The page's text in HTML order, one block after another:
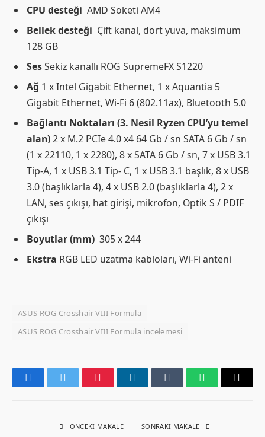
CPU desteği AMD Soketi AM4
Bellek desteği Çift kanal, dört yuva, maksimum
128 GB
SesSekiz kanallı ROG SupremeFX S1220
Ağ 1 x Intel Gigabit Ethernet, 1 x Aquantia 5
Gigabit Ethernet, Wi-Fi 6 (802.11ax), Bluetooth 5.0
Bağlantı Noktaları (3. Nesil Ryzen CPU’yu temel
alan)2 x M.2 PCIe 4.0 x4 64 Gb / sn SATA 6 Gb / sn
(1 x 22110, 1 x 2280), 8 x SATA 6 Gb / sn, 7 x USB 3.1
Tip-A, 1 x USB 3.1 Tip- C, 1 x USB 3.1 başlık, 8 x USB
3.0 (başlıklarla 4), 4 x USB 2.0 (başlıklarla 4), 2 x
LAN, ses çıkışı, hat girişi, mikrofon, Optik S / PDIF
çıkışı
Boyutlar (mm) 305 x 244
Ekstra RGB LED uzatma kabloları, Wi-Fi anteni
ASUS ROG Crosshair VIII Formula
ASUS ROG Crosshair VIII Formula incelemesi
FacebookTwitter PinterestLinkedInTumblr WhatsAppEmail
ÖNCEKI MAKALE SONRAKI MAKALE